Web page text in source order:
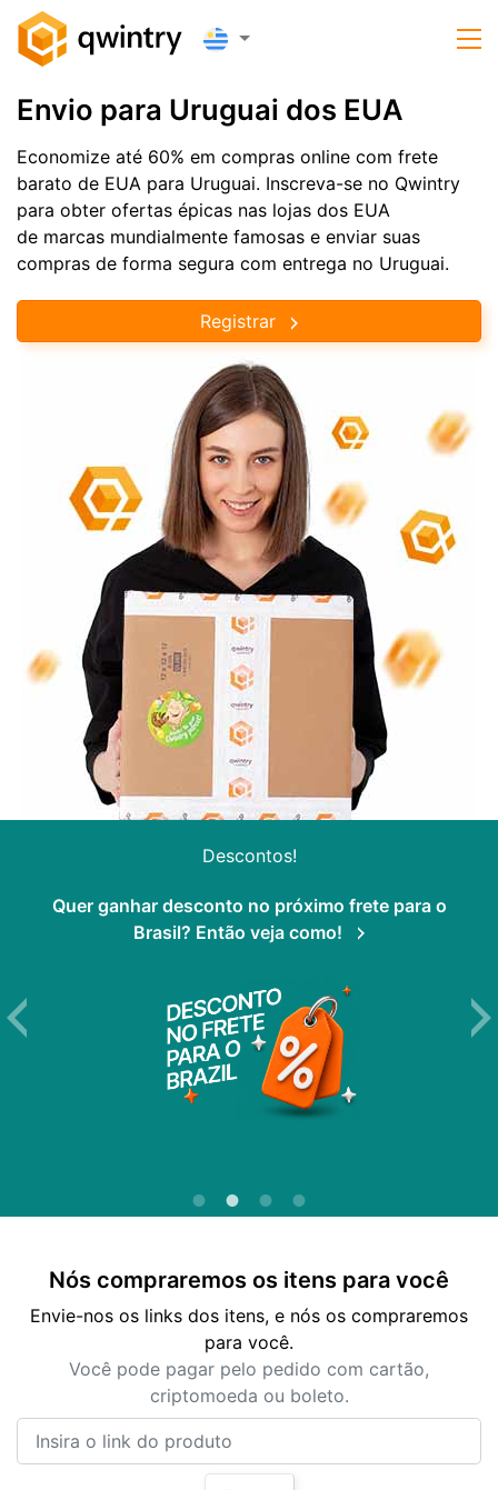
Envio para Uruguai dos EUA
Economize até 60% em compras online com frete
barato de EUA para Uruguai. Inscreva-se no Qwintry
para obter ofertas épicas nas lojas dos EUA
de marcas mundialmente famosas e enviar suas
compras de forma segura com entrega no Uruguai.
Registrar
Descontos!
Quer ganhar desconto no próximo frete para o
Brasil? Então veja como!
Nós compraremos os itens para você
Envie-nos os links dos itens, e nós os compraremos
para você.
Você pode pagar pelo pedido com cartão,
criptomoeda ou boleto.